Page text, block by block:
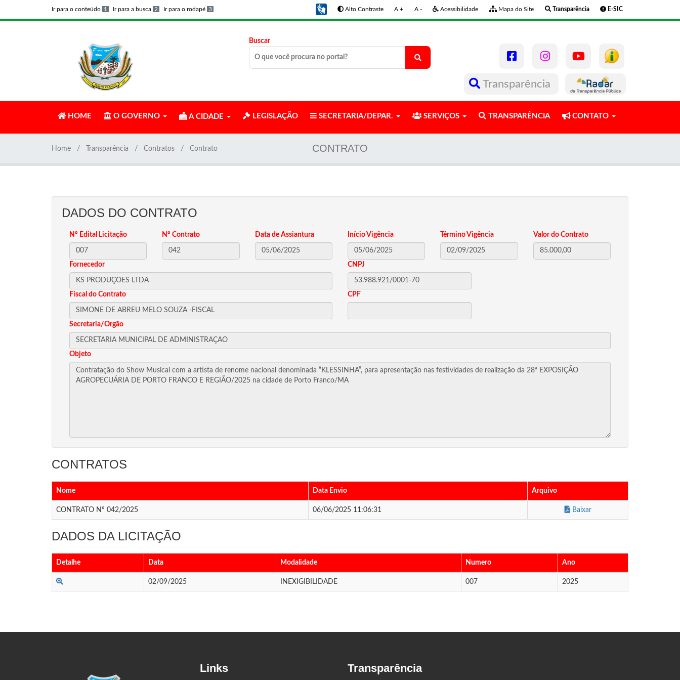
Ir para o conteúdo 1 Ir para a busca 2 Ir para o rodapé 3 Alto Contraste A + A - Acessibilidade Mapa do Site Transparência E-SIC
Buscar
Transparência
HOME O GOVERNO A CIDADE LEGISLAÇÃO SECRETARIA/DEPAR. SERVIÇOS TRANSPARÊNCIA CONTATO
CONTRATO
Home Transparência Contratos Contrato
DADOS DO CONTRATO
Nº Edital Licitação Nº Contrato Data de Assiantura Início Vigência Término Vigência Valor do Contrato
Fornecedor CNPJ
Fiscal do Contrato CPF
Secretaria/Orgão
Objeto
CONTRATOS
Nome Data Envio Arquivo
CONTRATO Nº 042/2025 06/06/2025 11:06:31 Baixar
DADOS DA LICITAÇÃO
Detalhe Data Modalidade Numero Ano
02/09/2025 INEXIGIBILIDADE 007 2025
Links Transparência